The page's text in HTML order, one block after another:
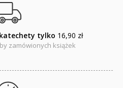
tylko 16,90 zł
zamówionych książek